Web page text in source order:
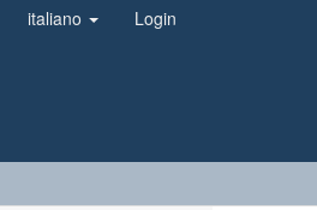
italiano Login